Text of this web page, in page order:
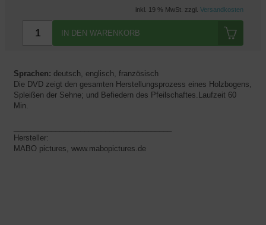
inkl. 19 % MwSt. zzgl. Versandkosten
IN DEN WARENKORB
Sprachen: deutsch, englisch, französisch
Die DVD zeigt den gesamten Herstellungsprozess eines Holzbogens,
Spleißen der Sehne; und Befiedern des Pfeilschaftes.Laufzeit 60
Min.
Hersteller:
MABO pictures, www.mabopictures.de